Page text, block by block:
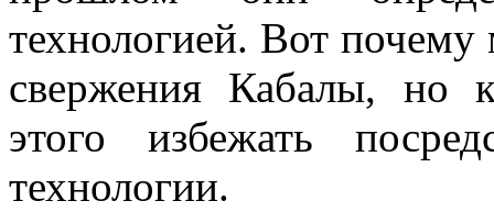
технологией. Вот почему
свержения Кабалы, но
этого избежать
технологии.